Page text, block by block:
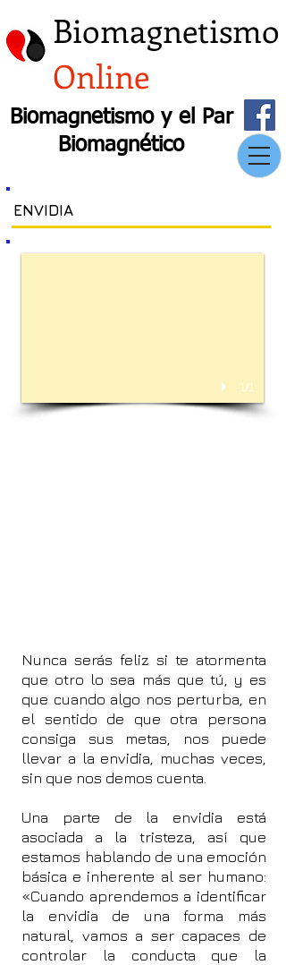
Biomagnetismo
Online
Biomagnetismo y el Par
Biomagnético
ENVIDIA
1/1
Nunca serás feliz si te atormenta
que otro lo sea más que tú, y es
que cuando algo nos perturba, en
el sentido de que otra persona
consiga sus metas, nos puede
llevar a la envidia, muchas veces,
sin que nos demos cuenta.
Una parte de la envidia está
asociada a la tristeza, así que
estamos hablando de una emoción
básica e inherente al ser humano:
«Cuando aprendemos a identificar
la envidia de una forma más
natural, vamos a ser capaces de
controlar la conducta que la